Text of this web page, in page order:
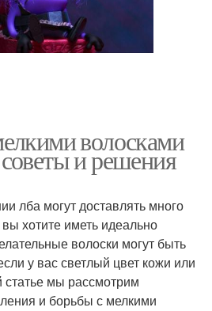
волосками
и решения
лба могут доставлять много
хотите иметь идеально
волоски могут быть
у вас светлый цвет кожи или
мы рассмотрим
и борьбы с мелкими